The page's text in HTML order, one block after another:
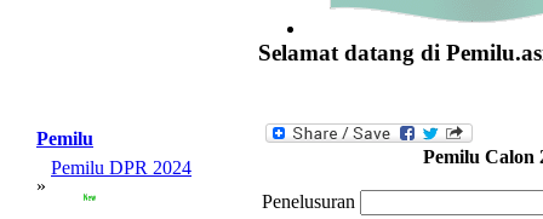
Selamat datang di
Pemilu
»
Pemilu DPR 2024
Pemilu Calon
Penelusuran